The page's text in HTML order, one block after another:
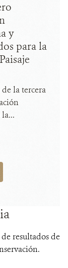
y
para la
la tercera
resultados de